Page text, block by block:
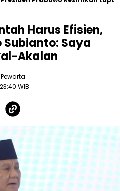
Harus Efisien,
Subianto: Saya
Akalan
WIB